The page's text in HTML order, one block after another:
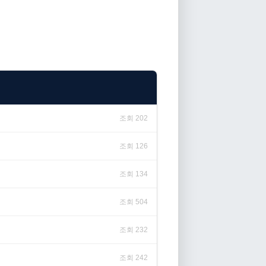
조회 202
조회 126
조회 134
조회 504
조회 232
조회 242